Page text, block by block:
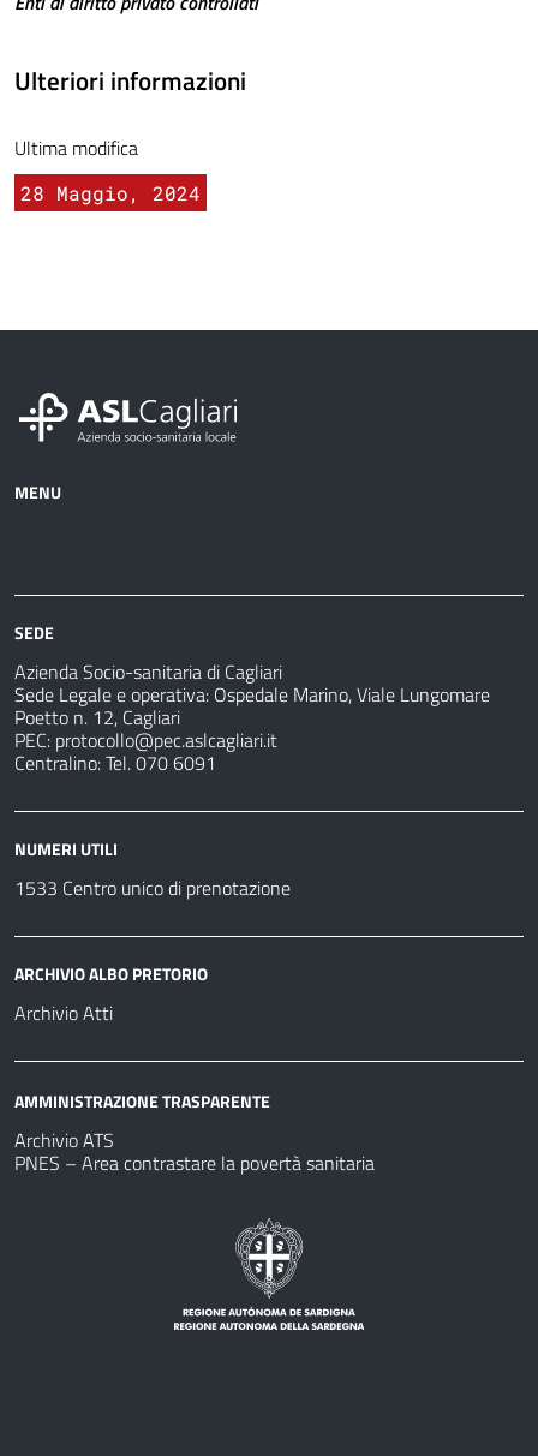
Ulteriori informazioni
Ultima modifica
28 Maggio, 2024
MENU
sanitarie
fare
SEDE
Azienda Socio-sanitaria di Cagliari
Sede Legale e operativa: Ospedale Marino, Viale Lungomare
Poetto n. 12, Cagliari
PEC: protocollo@pec.aslcagliari.it
Centralino: Tel. 070 6091
NUMERI UTILI
1533 Centro unico di prenotazione
ARCHIVIO ALBO PRETORIO
Archivio Atti
AMMINISTRAZIONE TRASPARENTE
Archivio ATS
PNES – Area contrastare la povertà sanitaria